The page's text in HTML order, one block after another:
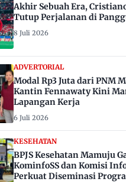
Akhir Sebuah Era,
Tutup Perjalanan di
8 Juli 2026
ADVERTORIAL
Modal Rp3 Juta dari PNM
Kantin Fennawaty Kini
Lapangan Kerja
6 Juli 2026
KESEHATAN
BPJS Kesehatan Mamuju
KominfoSS dan Komisi
Perkuat Diseminasi